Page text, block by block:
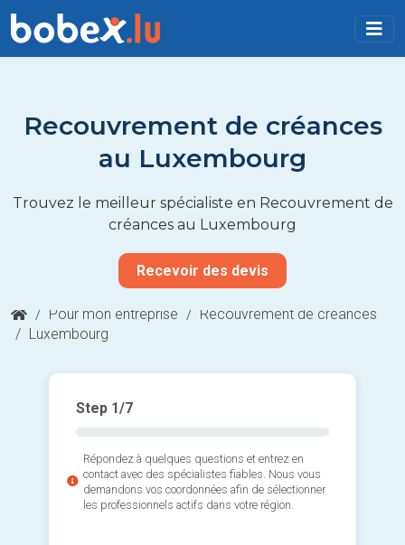
Recouvrement de créances
au Luxembourg
Trouvez le meilleur spécialiste en Recouvrement de
créances au Luxembourg
Recevoir des devis
/ Pour mon entreprise / Recouvrement de créances
/ Luxembourg
Step 1/7
Répondez à quelques questions et entrez en
contact avec des spécialistes fiables. Nous vous
demandons vos coordonnées afin de sélectionner
les professionnels actifs dans votre région.